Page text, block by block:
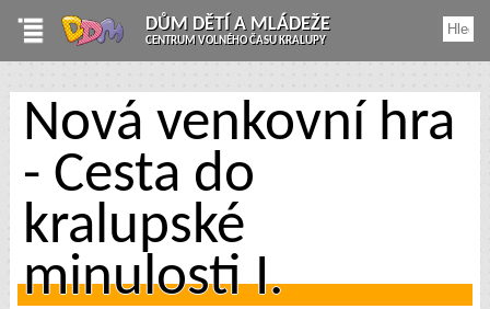
DŮM DĚTÍ A MLÁDEŽE
CENTRUM VOLNÉHO ČASU KRALUPY
Nová venkovní hra
- Cesta do
kralupské
minulosti I.